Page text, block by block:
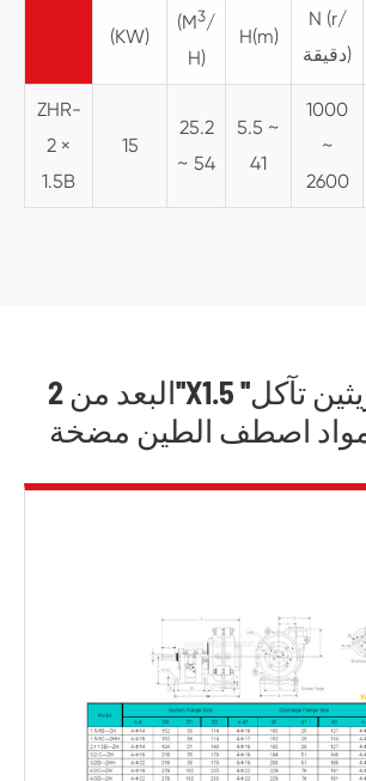
(KW)
(M3/
H)
H(m)
N (r/
دقيقة)
ZHR-
2 ×
1.5B
15
25.2
~ 54
5.5 ~
41
1000
~
2600
البعد من 2''X1.5 ''البولي يوريثين تآكل
اصطف الطين مضخة